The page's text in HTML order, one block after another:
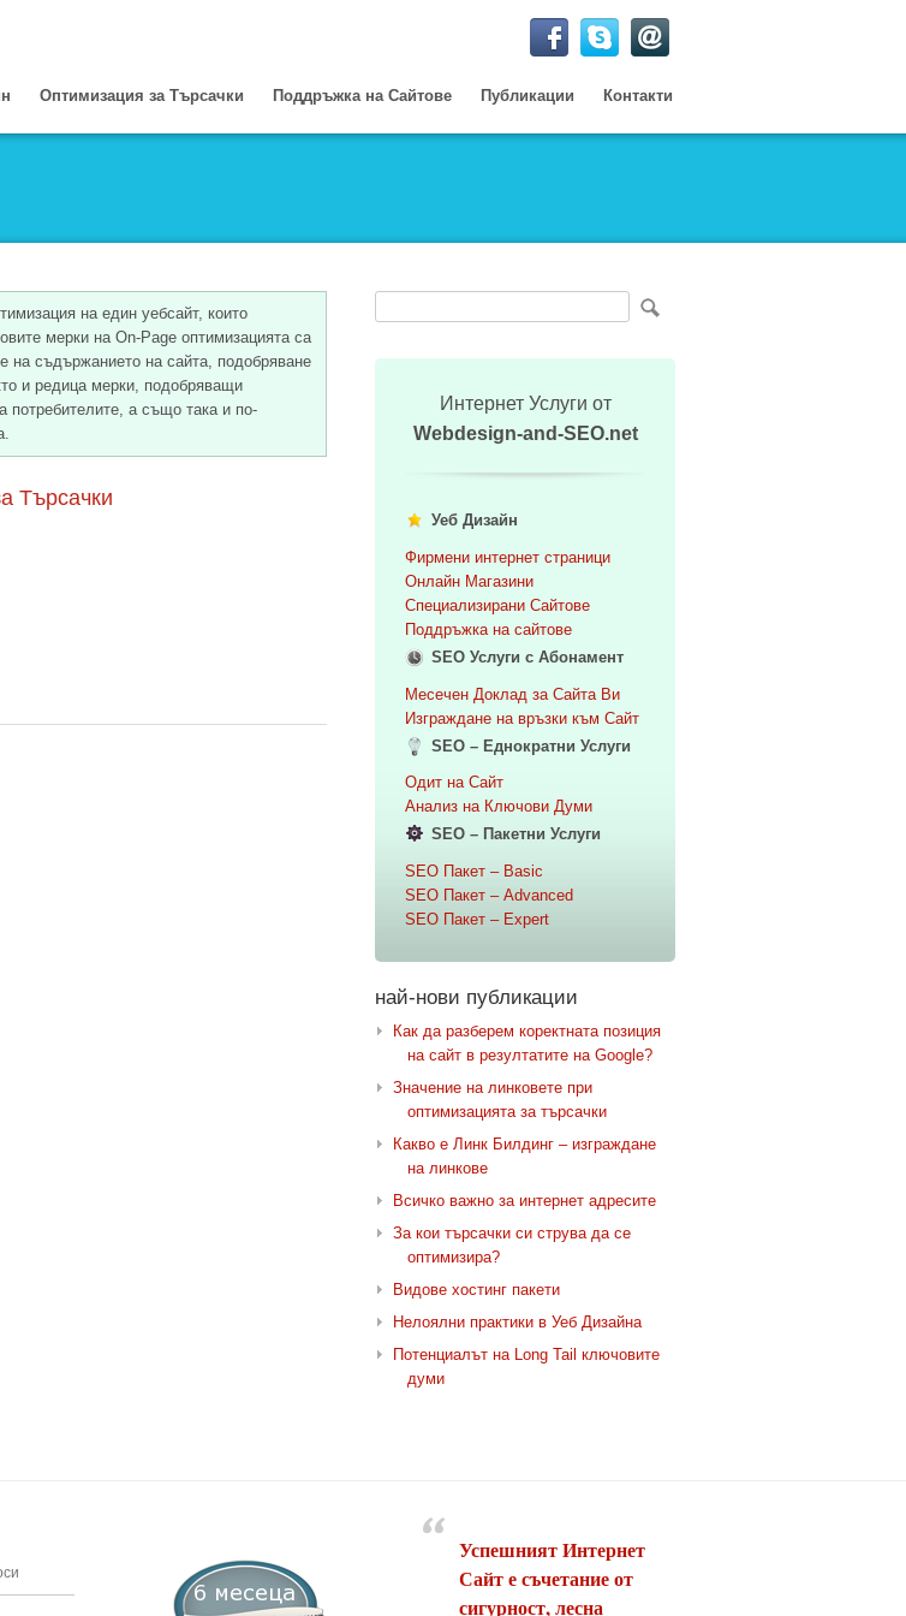
Оптимизация за Търсачки Поддръжка на Сайтове Публикации Контакти
на един уебсайт, които
мерки на On-Page оптимизацията са
на съдържанието на сайта, подобряване
и редица мерки, подобряващи
потребителите, а също така и по-
Търсачки
Интернет Услуги от
Webdesign-and-SEO.net
Уеб Дизайн
Фирмени интернет страници
Онлайн Магазини
Специализирани Сайтове
Поддръжка на сайтове
SEO Услуги с Абонамент
Месечен Доклад за Сайта Ви
Изграждане на връзки към Сайт
SEO – Еднократни Услуги
Одит на Сайт
Анализ на Ключови Думи
SEO – Пакетни Услуги
SEO Пакет – Basic
SEO Пакет – Advanced
SEO Пакет – Expert
най-нови публикации
Как да разберем коректната позиция
на сайт в резултатите на Google?
Значение на линковете при
оптимизацията за търсачки
Какво е Линк Билдинг – изграждане
на линкове
Всичко важно за интернет адресите
За кои търсачки си струва да се
оптимизира?
Видове хостинг пакети
Нелоялни практики в Уеб Дизайна
Потенциалът на Long Tail ключовите
думи
Успешният Интернет
Сайт е съчетание от
сигурност, лесна